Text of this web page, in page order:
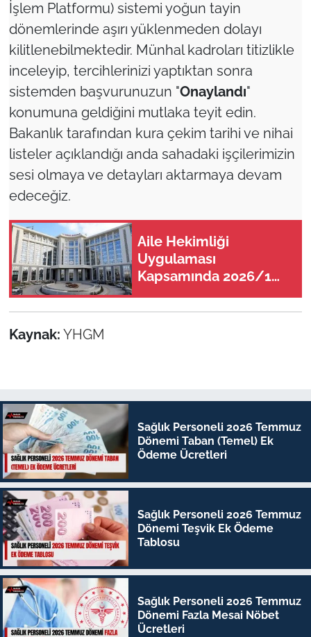
İşlem Platformu) sistemi yoğun tayin
dönemlerinde aşırı yüklenmeden dolayı
kilitlenebilmektedir. Münhal kadroları titizlikle
inceleyip, tercihlerinizi yaptıktan sonra
sistemden başvurunuzun "Onaylandı"
konumuna geldiğini mutlaka teyit edin.
Bakanlık tarafından kura çekim tarihi ve nihai
listeler açıklandığı anda sahadaki işçilerimizin
sesi olmaya ve detayları aktarmaya devam
edeceğiz.
Aile Hekimliği
Uygulaması
Kapsamında 2026/1
Hekimliği Yerleştirme
Kaynak: YHGM
Sağlık Personeli 2026 Temmuz
Dönemi Taban (Temel) Ek
Ödeme Ücretleri
Sağlık Personeli 2026 Temmuz
Dönemi Teşvik Ek Ödeme
Tablosu
Sağlık Personeli 2026 Temmuz
Dönemi Fazla Mesai Nöbet
Ücretleri